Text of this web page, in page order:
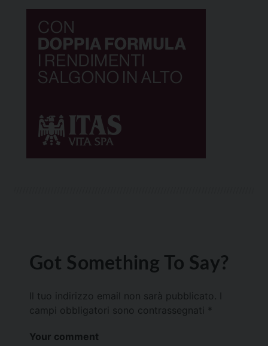
Got Something To Say?
Il tuo indirizzo email non sarà pubblicato.
campi obbligatori sono contrassegnati *
Your comment